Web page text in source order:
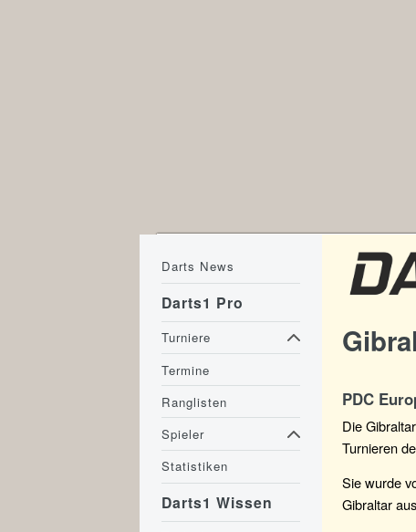
PDC
Die
Turnieren
Sie wurde
Gibraltar
Darts News
Darts1 Pro
Turniere
Termine
Ranglisten
Spieler
Statistiken
Darts1 Wissen